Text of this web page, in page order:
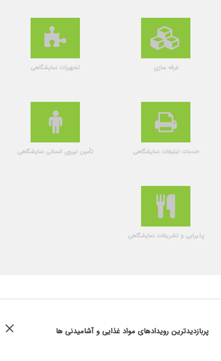
غرفه سازی تجهیزات نمایشگاهی
خدمات تبلیغات نمایشگاهی تأمین نیروی انسانی نمایشگاهی
پذیرایی و تشریفات نمایشگاهی
پربازدیدترین رویدادهای مواد غذایی و آشامیدنی ها